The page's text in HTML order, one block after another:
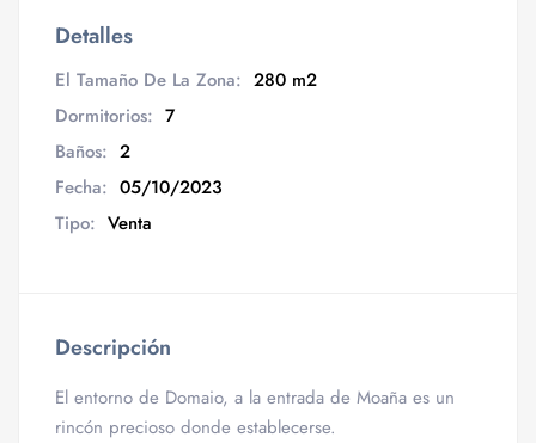
Detalles
El Tamaño De La Zona: 280 m2
Dormitorios: 7
Baños: 2
Fecha: 05/10/2023
Tipo: Venta
Descripción
El entorno de Domaio, a la entrada de Moaña es un
rincón precioso donde establecerse.